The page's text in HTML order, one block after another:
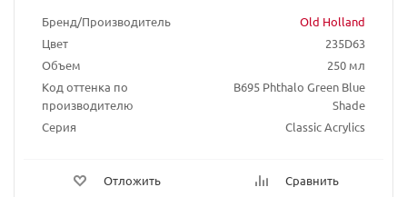
Бренд/Производитель
Old Holland
Цвет
235D63
Объем
250 мл
Код оттенка по
производителю
B695 Phthalo Green Blue
Shade
Серия
Classic Acrylics
Отложить Сравнить